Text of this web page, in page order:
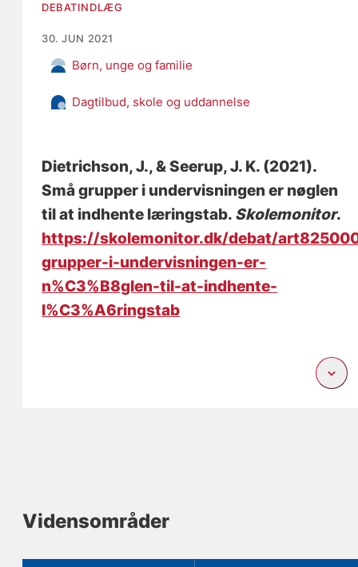
DEBATINDLÆG
30. JUN 2021
Børn, unge og familie
Dagtilbud, skole og uddannelse
Dietrichson, J., & Seerup, J. K. (2021).
Små grupper i undervisningen er nøglen
til at indhente læringstab. Skolemonitor.
https://skolemonitor.dk/debat/
grupper-i-undervisningen-er-
n%C3%B8glen-til-at-indhente-
l%C3%A6ringstab
Vidensområder